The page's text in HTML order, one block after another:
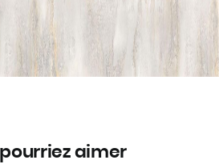
aimer